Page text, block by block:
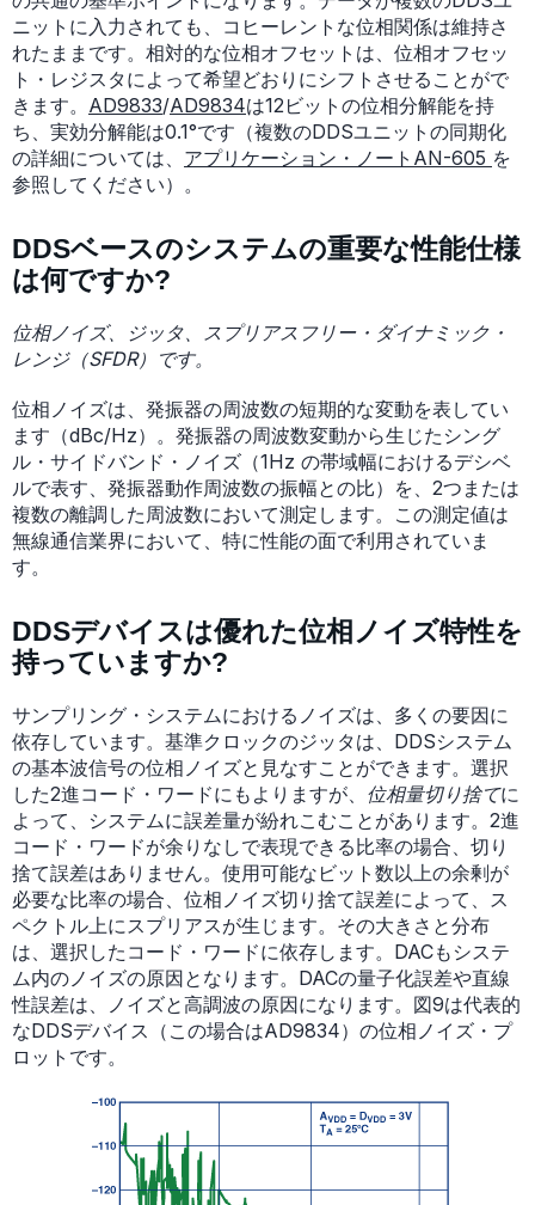
ニットに入力されても、コヒーレントな位相関係は維持さ
れたままです。相対的な位相オフセットは、位相オフセッ
ト・レジスタによって希望どおりにシフトさせることがで
きます。 AD9833/AD9834は12ビットの位相分解能を持
ち、実効分解能は0.1°です（複数のDDSユニットの同期化
の詳細については、 アプリケーション・ノートAN-605 を
参照してください）。
DDSベースのシステムの重要な性能仕様
は何ですか?
位相ノイズ、ジッタ、スプリアスフリー・ダイナミック・
レンジ（SFDR）です。
位相ノイズは、発振器の周波数の短期的な変動を表してい
ます（dBc/Hz）。発振器の周波数変動から生じたシング
ル・サイドバンド・ノイズ（1Hz の帯域幅におけるデシベ
ルで表す、発振器動作周波数の振幅との比）を、2つまたは
複数の離調した周波数において測定します。この測定値は
無線通信業界において、特に性能の面で利用されていま
す。
DDSデバイスは優れた位相ノイズ特性を
持っていますか?
サンプリング・システムにおけるノイズは、多くの要因に
依存しています。基準クロックのジッタは、DDSシステム
の基本波信号の位相ノイズと見なすことができます。選択
した2進コード・ワードにもよりますが、 位相量切り捨てに
よって、システムに誤差量が紛れこむことがあります。2進
コード・ワードが余りなしで表現できる比率の場合、切り
捨て誤差はありません。使用可能なビット数以上の余剰が
必要な比率の場合、位相ノイズ切り捨て誤差によって、ス
ペクトル上にスプリアスが生じます。その大きさと分布
は、選択したコード・ワードに依存します。DACもシステ
ム内のノイズの原因となります。DACの量子化誤差や直線
性誤差は、ノイズと高調波の原因になります。図9は代表的
なDDSデバイス（この場合はAD9834）の位相ノイズ・プ
ロットです。